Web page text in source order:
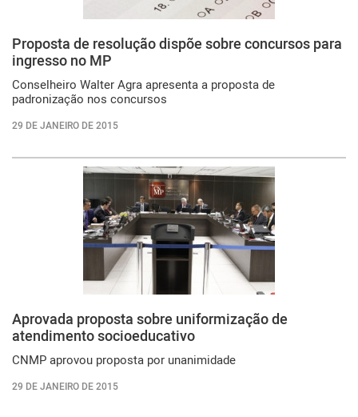
Proposta de resolução dispõe sobre concursos para
ingresso no MP
Conselheiro Walter Agra apresenta a proposta de
padronização nos concursos
29 DE JANEIRO DE 2015
Aprovada proposta sobre uniformização de
atendimento socioeducativo
CNMP aprovou proposta por unanimidade
29 DE JANEIRO DE 2015